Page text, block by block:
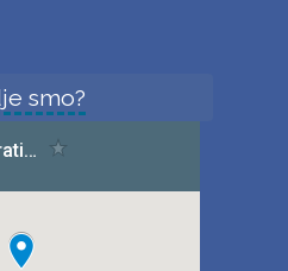
smo?